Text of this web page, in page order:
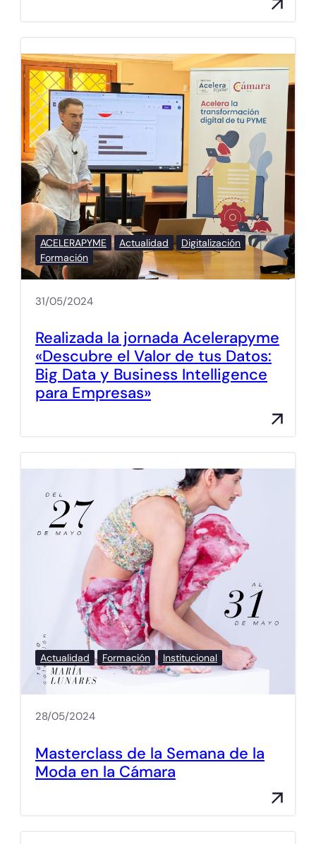
ACELERAPYME Actualidad
Digitalización
Formación
31/05/2024
Realizada la jornada Acelerapyme
«Descubre el Valor de tus Datos:
Big Data y Business Intelligence
para Empresas»
Actualidad Formación Institucional
28/05/2024
Masterclass de la Semana de la
Moda en la Cámara